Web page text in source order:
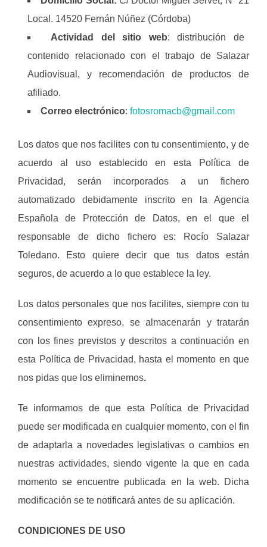
Local. 14520 Fernán Núñez (Córdoba)
Actividad del sitio web: distribución de
contenido relacionado con el trabajo de Salazar
Audiovisual, y recomendación de productos de
afiliado.
Correo electrónico: fotosromacb@gmail.com
Los datos que nos facilites con tu consentimiento, y de
acuerdo al uso establecido en esta Política de
Privacidad, serán incorporados a un fichero
automatizado debidamente inscrito en la Agencia
Española de Protección de Datos, en el que el
responsable de dicho fichero es: Rocío Salazar
Toledano. Esto quiere decir que tus datos están
seguros, de acuerdo a lo que establece la ley.
Los datos personales que nos facilites, siempre con tu
consentimiento expreso, se almacenarán y tratarán
con los fines previstos y descritos a continuación en
esta Política de Privacidad, hasta el momento en que
nos pidas que los eliminemos.
Te informamos de que esta Política de Privacidad
puede ser modificada en cualquier momento, con el fin
de adaptarla a novedades legislativas o cambios en
nuestras actividades, siendo vigente la que en cada
momento se encuentre publicada en la web. Dicha
modificación se te notificará antes de su aplicación.
CONDICIONES DE USO